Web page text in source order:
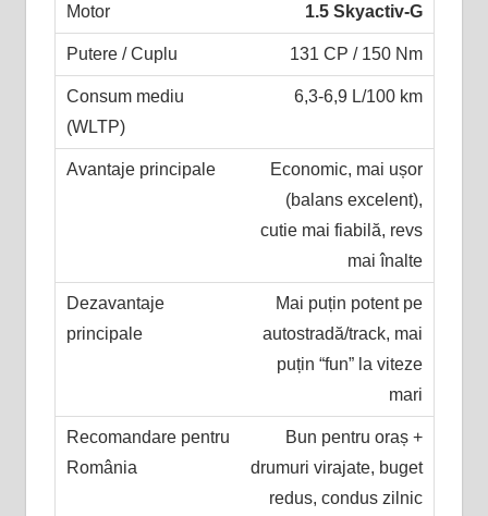
1.5 Skyactiv-G
131 CP / 150 Nm
6,3-6,9 L/100 km
Economic, mai ușor
(balans excelent),
cutie mai fiabilă, revs
mai înalte
Mai puțin potent pe
autostradă/track, mai
puțin “fun” la viteze
mari
Bun pentru oraș +
drumuri virajate, buget
redus, condus zilnic